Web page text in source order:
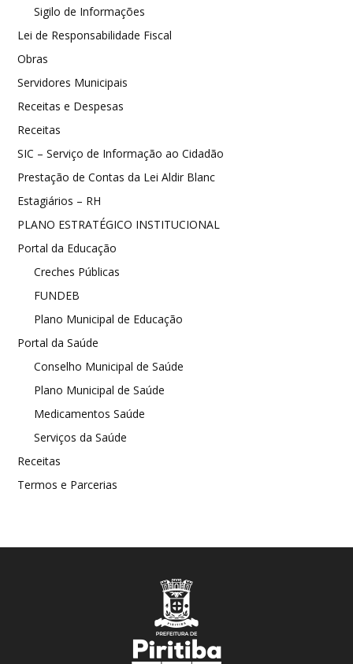
Sigilo de Informações
Lei de Responsabilidade Fiscal
Obras
Servidores Municipais
Receitas e Despesas
Receitas
SIC – Serviço de Informação ao Cidadão
Prestação de Contas da Lei Aldir Blanc
Estagiários – RH
PLANO ESTRATÉGICO INSTITUCIONAL
Portal da Educação
Creches Públicas
FUNDEB
Plano Municipal de Educação
Portal da Saúde
Conselho Municipal de Saúde
Plano Municipal de Saúde
Medicamentos Saúde
Serviços da Saúde
Receitas
Termos e Parcerias